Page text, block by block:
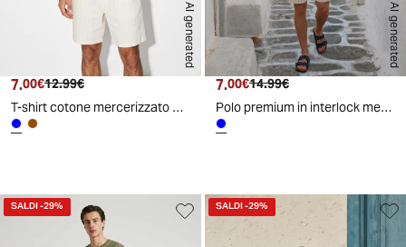
AI generated
Prezzo attuale
7.00€ Prezzo originale
12.99€
T-shirt cotone mercerizzato con contrasti - Blu
AI generated
Prezzo attuale
7.00€ Prezzo originale
14.99€
Polo premium in interlock mercerizzato - Blu
SALDI-29% SALDI-29%